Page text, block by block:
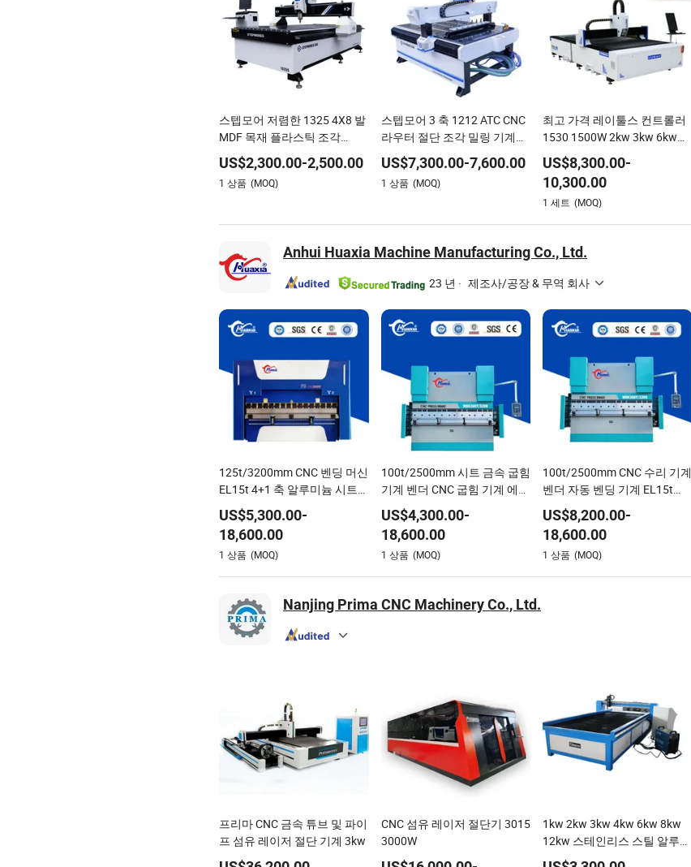
스텝모어 저렴한 1325 4X8 발
MDF 목재 플라스틱 조각
engraving 절단 CNC 라우터
기계 CE 인증 포함
US$2,300.00-2,500.00
1 상품 (MOQ)
스텝모어 3 축 1212 ATC CNC
라우터 절단 조각 밀링 기계
3D 도구 교환을 통한 목재 조
각
US$7,300.00-7,600.00
1 상품 (MOQ)
최고 가격 레이툴스 컨트롤러
1530 1500W 2kw 3kw 6kw
12kw 부드러운 스테인리스 스
틸 알루미늄 구리 CNC 시트 메
탈 섬유 레이저 절단기 머신
US$8,300.00-
10,300.00
1 세트 (MOQ)
Anhui Huaxia Machine Manufacturing Co., Ltd.
23 년 · 제조사/공장 & 무역 회사
125t/3200mm CNC 벤딩 머신
EL15t 4+1 축 알루미늄 시트
형성 정밀 벤딩 머신 장비 시트
메탈 벤더 유압 벤딩 머신
US$5,300.00-
18,600.00
1 상품 (MOQ)
100t/2500mm 시트 금속 굽힘
기계 벤더 CNC 굽힘 기계 에사
S650W 서보 제어 스테인리스
강 형성 장비 기계 유압 굽힘
기계
US$4,300.00-
18,600.00
1 상품 (MOQ)
100t/2500mm CNC 수리 기계
벤더 자동 벤딩 기계 EL15t
4+1 축 알루미늄 시트 성형 판
금 벤딩 기계 장비 철 벤더
US$8,200.00-
18,600.00
1 상품 (MOQ)
Nanjing Prima CNC Machinery Co., Ltd.
프리마 CNC 금속 튜브 및 파이
프 섬유 레이저 절단 기계 3kw
CNC 섬유 레이저 절단기 3015
3000W
1kw 2kw 3kw 4kw 6kw 8kw
12kw 스테인리스 스틸 알루미
늄 구리 CNC 시트 메탈 또는